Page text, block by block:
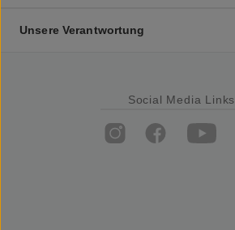
Unsere Verantwortung
Social Media Links